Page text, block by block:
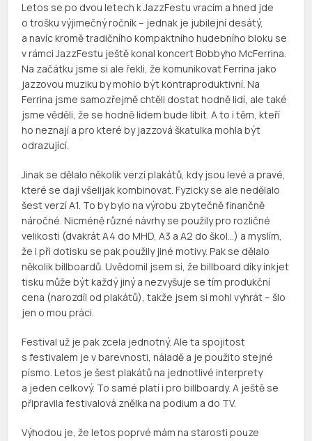
Letos se po dvou letech k JazzFestu vracím a hned jde
o trošku výjimečný ročník – jednak je jubilejní desátý,
a navíc kromě tradičního kompaktního hudebního bloku se
v rámci JazzFestu ještě konal koncert Bobbyho McFerrina.
Na začátku jsme si ale řekli, že komunikovat Ferrina jako
jazzovou muziku by mohlo být kontraproduktivní. Na
Ferrina jsme samozřejmě chtěli dostat hodně lidí, ale také
jsme věděli, že se hodně lidem bude líbit. A to i těm, kteří
ho neznají a pro které by jazzová škatulka mohla být
odrazující.
Jinak se dělalo několik verzí plakátů, kdy jsou levé a pravé,
které se dají všelijak kombinovat. Fyzicky se ale nedělalo
šest verzí A1. To by bylo na výrobu zbytečně finančně
náročné. Nicméně různé návrhy se použily pro rozličné
velikosti (dvakrát A4 do MHD, A3 a A2 do škol…) a myslím,
že i při dotisku se pak použily jiné motivy. Pak se dělalo
několik billboardů. Uvědomil jsem si, že billboard díky inkjet
tisku může být každý jiný a nezvyšuje se tím produkční
cena (narozdíl od plakátů), takže jsem si mohl vyhrát – šlo
jen o mou práci.
Festival už je pak zcela jednotný. Ale ta spojitost
s festivalem je v barevnosti, náladě a je použito stejné
písmo. Letos je šest plakátů na jednotlivé interprety
a jeden celkový. To samé platí i pro billboardy. A ještě se
připravila festivalová znělka na podium a do TV.
Výhodou je, že letos poprvé mám na starosti pouze